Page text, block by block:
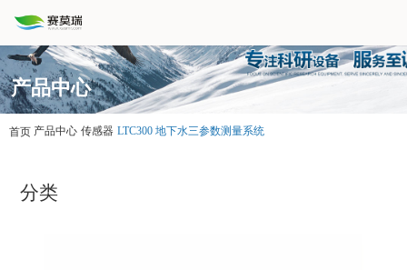
产品中心
首页 产品中心 传感器 LTC300 地下水三参数测量系统
分类